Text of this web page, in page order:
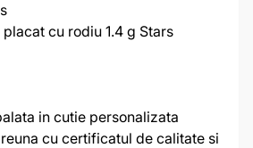
cu rodiu 1.4 g Stars
in cutie personalizata
cu certificatul de calitate si